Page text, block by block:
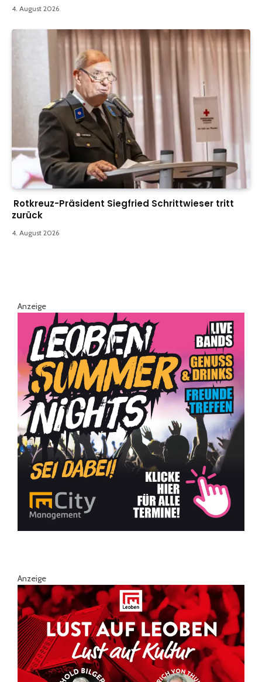
4. August 2026
Rotkreuz-Präsident Siegfried Schrittwieser tritt
zurück
4. August 2026
Anzeige
Anzeige